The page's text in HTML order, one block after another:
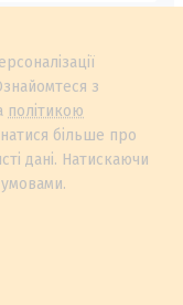
з
політикою
більше про
дані. Натискаючи